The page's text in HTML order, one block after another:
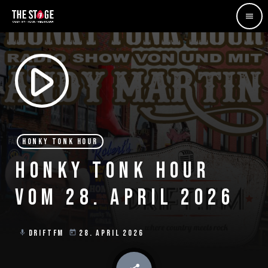
menu
play_arrow
HONKY TONK HOUR
HONKY TONK HOUR
VOM 28. APRIL 2026
mic DRIFTFM today 28. APRIL 2026